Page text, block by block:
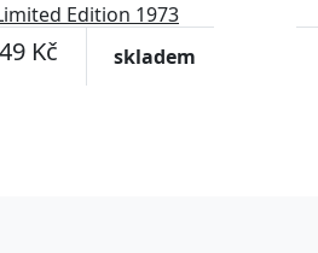
Edition 1973
Kč skladem